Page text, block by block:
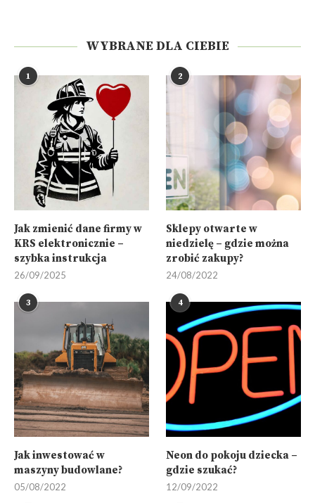
WYBRANE DLA CIEBIE
1
Jak zmienić dane firmy w
KRS elektronicznie –
szybka instrukcja
26/09/2025
2
Sklepy otwarte w
niedzielę – gdzie można
zrobić zakupy?
24/08/2022
3
Jak inwestować w
maszyny budowlane?
05/08/2022
4
Neon do pokoju dziecka –
gdzie szukać?
12/09/2022